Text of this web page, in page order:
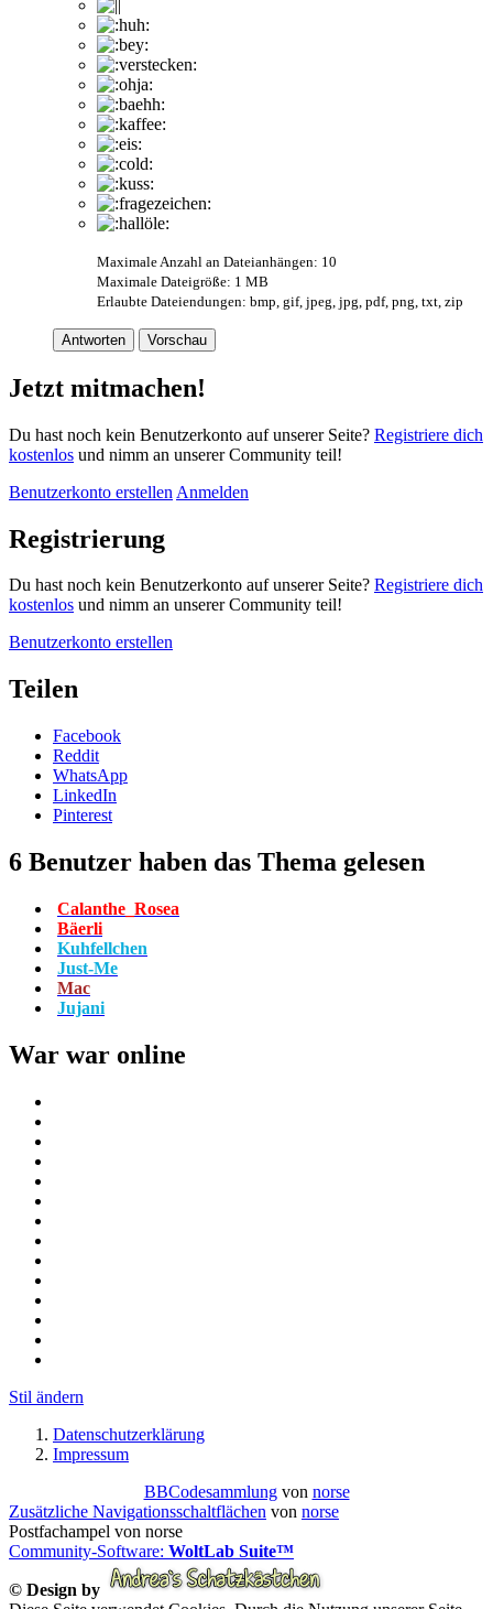
Maximale Anzahl an Dateianhängen: 10
Maximale Dateigröße: 1 MB
Erlaubte Dateiendungen: bmp, gif, jpeg, jpg, pdf, png, txt, zip
Antworten Vorschau
Jetzt mitmachen!
Du hast noch kein Benutzerkonto auf unserer Seite? Registriere dich
kostenlos und nimm an unserer Community teil!
Benutzerkonto erstellen Anmelden
Registrierung
Du hast noch kein Benutzerkonto auf unserer Seite? Registriere dich
kostenlos und nimm an unserer Community teil!
Benutzerkonto erstellen
Teilen
Facebook
Reddit
WhatsApp
LinkedIn
Pinterest
6 Benutzer haben das Thema gelesen
Calanthe_Rosea
Bäerli
Kuhfellchen
Just-Me
Mac
Jujani
War war online
Stil ändern
Datenschutzerklärung
Impressum
BBCodesammlungvon norse
Zusätzliche Navigationsschaltflächen von norse
Postfachampel von norse
Community-Software: WoltLab Suite™
© Design by